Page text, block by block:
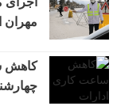
مهران از ۱۱
کاهش